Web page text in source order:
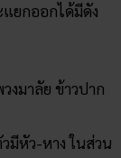
แยกออกได้มีดัง
งมาลัย ข้าวปาก
มีหัว-หาง ในส่วน